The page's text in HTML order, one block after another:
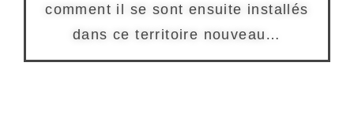
comment il se sont ensuite installés
dans ce territoire nouveau…